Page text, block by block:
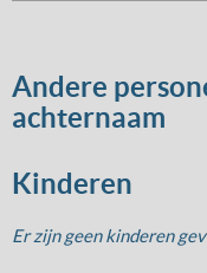
Andere
achternaam
Kinderen
Er zijn geen kinderen